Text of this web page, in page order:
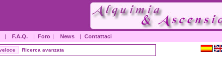
| F.A.Q. | Foro | News | Contattaci
Ricerca avanzata